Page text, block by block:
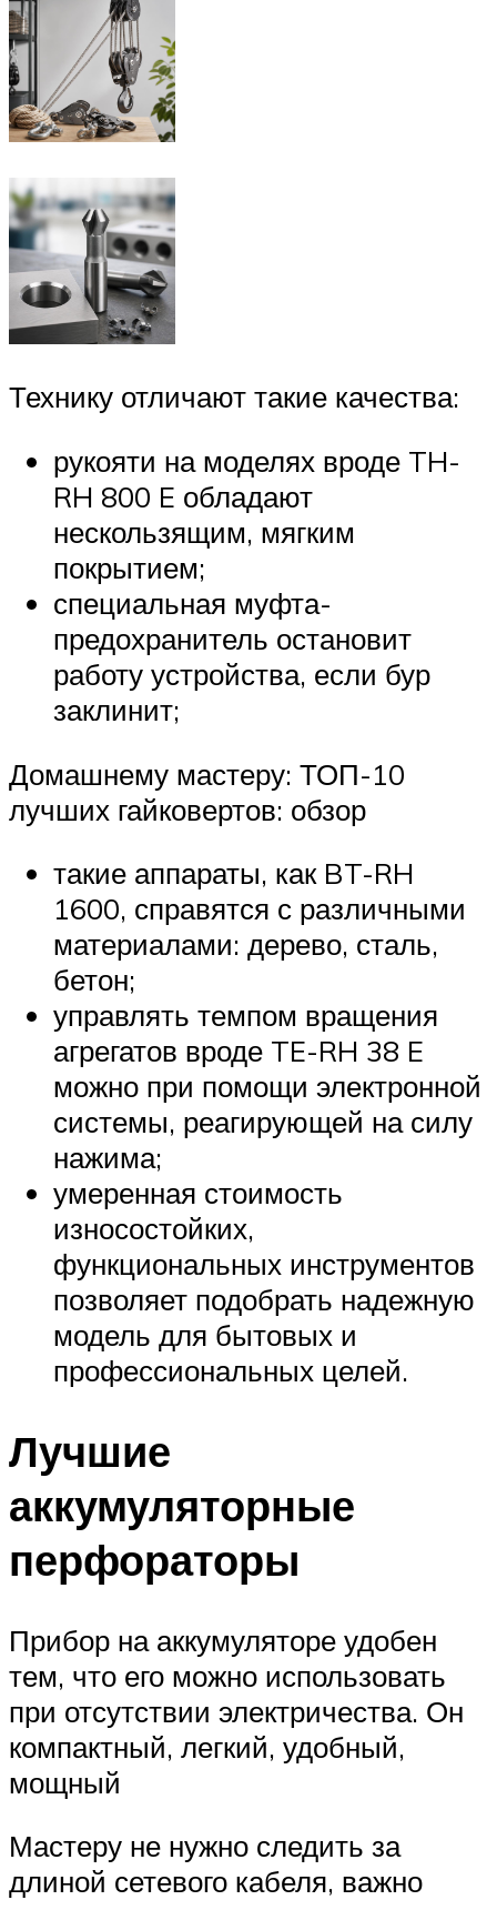
Технику отличают такие качества:
рукояти на моделях вроде TH-
RH 800 E обладают
нескользящим, мягким
покрытием;
специальная муфта-
предохранитель остановит
работу устройства, если бур
заклинит;
Домашнему мастеру: ТОП-10
лучших гайковертов: обзор
такие аппараты, как BT-RH
1600, справятся с различными
материалами: дерево, сталь,
бетон;
управлять темпом вращения
агрегатов вроде TE-RH 38 E
можно при помощи электронной
системы, реагирующей на силу
нажима;
умеренная стоимость
износостойких,
функциональных инструментов
позволяет подобрать надежную
модель для бытовых и
профессиональных целей.
Лучшие
аккумуляторные
перфораторы
Прибор на аккумуляторе удобен
тем, что его можно использовать
при отсутствии электричества. Он
компактный, легкий, удобный,
мощный
Мастеру не нужно следить за
длиной сетевого кабеля, важно